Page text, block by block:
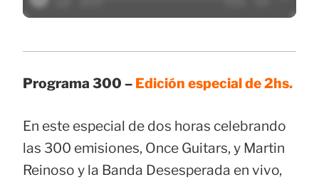
Programa 300 – Edición especial de 2hs.
En este especial de dos horas celebrando
las 300 emisiones, Once Guitars, y Martin
Reinoso y la Banda Desesperada en vivo,